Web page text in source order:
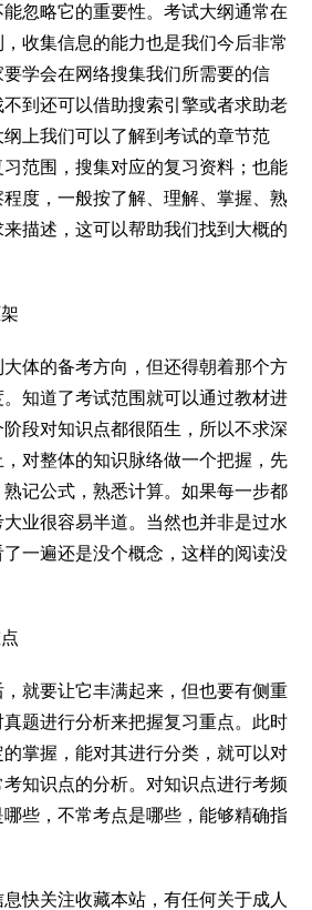
忽略它的重要性。考试大纲通常在
收集信息的能力也是我们今后非常
学会在网络搜集我们所需要的信
到还可以借助搜索引擎或者求助老
上我们可以了解到考试的章节范
范围，搜集对应的复习资料；也能
度，一般按了解、理解、掌握、熟
描述，这可以帮助我们找到大概的
体的备考方向，但还得朝着那个方
知道了考试范围就可以通过教材进
段对知识点都很陌生，所以不求深
对整体的知识脉络做一个把握，先
记公式，熟悉计算。如果每一步都
业很容易半道。当然也并非是过水
一遍还是没个概念，这样的阅读没
就要让它丰满起来，但也要有侧重
题进行分析来把握复习重点。此时
掌握，能对其进行分类，就可以对
知识点的分析。对知识点进行考频
些，不常考点是哪些，能够精确指
快关注收藏本站，有任何关于成人